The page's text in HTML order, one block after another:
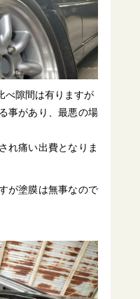
べ隙間は有りますが
事があり、最悪の場
れ痛い出費となりま
が塗膜は無事なので